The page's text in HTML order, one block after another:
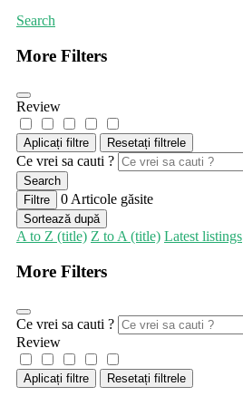
Search
More Filters
Review
Aplicați filtre Resetați filtrele
Ce vrei sa cauti ?
Search
Filtre
0 Articole găsite
Sortează după
A to Z (title) Z to A (title) Latest listings
More Filters
Ce vrei sa cauti ?
Review
Aplicați filtre Resetați filtrele